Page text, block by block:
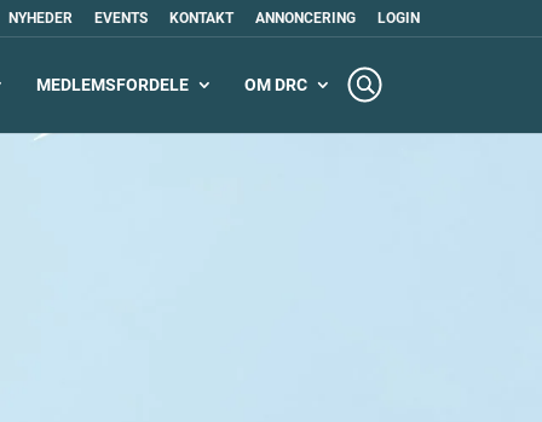
NYHEDER EVENTS KONTAKT ANNONCERING LOGIN
MEDLEMSFORDELE OM DRC